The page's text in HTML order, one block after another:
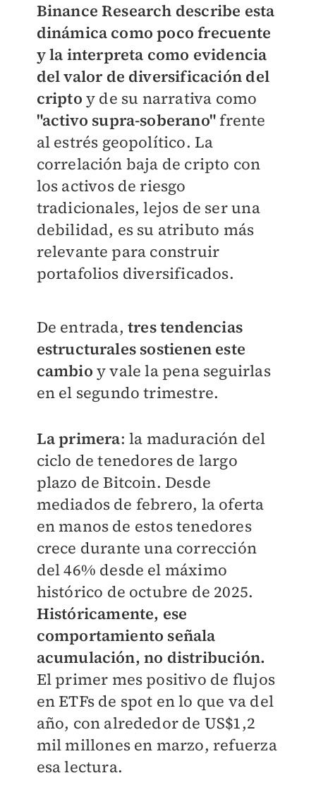
Binance Research describe esta
dinámica como poco frecuente
y la interpreta como evidencia
del valor de diversificación del
cripto y de su narrativa como
"activo supra-soberano"frente
al estrés geopolítico. La
correlación baja de cripto con
los activos de riesgo
tradicionales, lejos de ser una
debilidad, es su atributo más
relevante para construir
portafolios diversificados.
De entrada, tres tendencias
estructurales sostienen este
cambio y vale la pena seguirlas
en el segundo trimestre.
La primera: la maduración del
ciclo de tenedores de largo
plazo de Bitcoin. Desde
mediados de febrero, la oferta
en manos de estos tenedores
crece durante una corrección
del 46% desde el máximo
histórico de octubre de 2025.
Históricamente, ese
comportamiento señala
acumulación, no distribución.
El primer mes positivo de flujos
en ETFs de spot en lo que va del
año, con alrededor de US$1,2
mil millones en marzo, refuerza
esa lectura.